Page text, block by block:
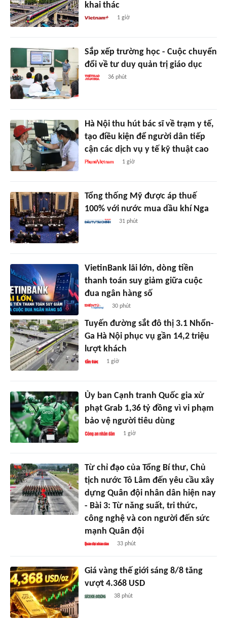
khai thác
1 giờ
Sắp xếp trường học - Cuộc chuyển
đổi về tư duy quản trị giáo dục
36 phút
Hà Nội thu hút bác sĩ về trạm y tế,
tạo điều kiện để người dân tiếp
cận các dịch vụ y tế kỹ thuật cao
1 giờ
Tổng thống Mỹ được áp thuế
100% với nước mua dầu khí Nga
31 phút
VietinBank lãi lớn, dòng tiền
thanh toán suy giảm giữa cuộc
đua ngân hàng số
30 phút
Tuyến đường sắt đô thị 3.1 Nhổn-
Ga Hà Nội phục vụ gần 14,2 triệu
lượt khách
1 giờ
Ủy ban Cạnh tranh Quốc gia xử
phạt Grab 1,36 tỷ đồng vì vi phạm
bảo vệ người tiêu dùng
1 giờ
Từ chỉ đạo của Tổng Bí thư, Chủ
tịch nước Tô Lâm đến yêu cầu xây
dựng Quân đội nhân dân hiện nay
- Bài 3: Từ năng suất, tri thức,
công nghệ và con người đến sức
mạnh Quân đội
33 phút
Giá vàng thế giới sáng 8/8 tăng
vượt 4.368 USD
38 phút